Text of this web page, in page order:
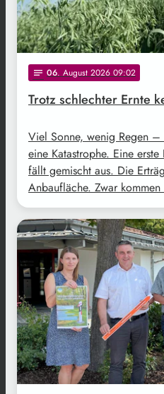
notes 06. August 2026 09:02
Trotz schlechter Ernte
Viel Sonne, wenig Regen
eine Katastrophe. Eine
fällt gemischt aus. Die
Anbaufläche. Zwar